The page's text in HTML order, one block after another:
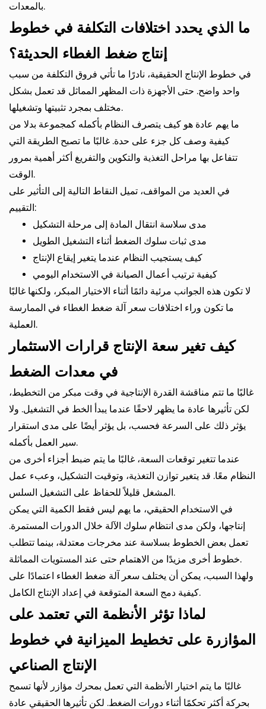
بالمعدات.
ما الذي يحدد اختلافات التكلفة في خطوط
إنتاج ضغط الغطاء الحديثة؟
في خطوط الإنتاج الحقيقية، نادرًا ما تأتي فروق التكلفة من سبب
واحد واضح. حتى الأجهزة ذات المظهر المماثل قد تعمل بشكل
مختلف بمجرد تثبيتها وتشغيلها.
ما يهم عادة هو كيف يتصرف النظام بأكمله كمجموعة بدلا من
كيفية وصف كل جزء على حدة. غالبًا ما تصبح الطريقة التي
تتفاعل بها مراحل التغذية والتكوين والتفريغ أكثر أهمية بمرور
الوقت.
في العديد من المواقف، تميل النقاط التالية إلى التأثير على
التقييم:
مدى سلاسة انتقال المادة إلى مرحلة التشكيل
مدى ثبات سلوك الضغط أثناء التشغيل الطويل
كيف يستجيب النظام عندما يتغير إيقاع الإنتاج
كيفية ترتيب أعمال الصيانة في الاستخدام اليومي
لا تكون هذه الجوانب مرئية دائمًا أثناء الاختيار المبكر، ولكنها غالبًا
ما تكون وراء اختلافات سعر آلة ضغط الغطاء في الممارسة
العملية.
كيف تغير سعة الإنتاج قرارات الاستثمار
في معدات الضغط
غالبًا ما تتم مناقشة القدرة الإنتاجية في وقت مبكر من التخطيط،
لكن تأثيرها عادة ما يظهر لاحقًا عندما يبدأ الخط في التشغيل. ولا
يؤثر ذلك على السرعة فحسب، بل يؤثر أيضًا على مدى استقرار
سير العمل بأكمله.
عندما تتغير توقعات السعة، غالبًا ما يتم ضبط أجزاء أخرى من
النظام معًا. قد يتغير توازن التغذية، وتوقيت التشكيل، وعبء عمل
المشغل قليلاً للحفاظ على التشغيل السلس.
في الاستخدام الحقيقي، ما يهم ليس فقط الكمية التي يمكن
إنتاجها، ولكن مدى انتظام سلوك الآلة خلال الدورات المستمرة.
تعمل بعض الخطوط بسلاسة عند مخرجات معتدلة، بينما تتطلب
خطوط أخرى مزيدًا من الاهتمام حتى عند المستويات المماثلة.
ولهذا السبب، يمكن أن يختلف سعر آلة ضغط الغطاء اعتمادًا على
كيفية دمج السعة المتوقعة في إعداد الإنتاج الكامل.
لماذا تؤثر الأنظمة التي تعتمد على
المؤازرة على تخطيط الميزانية في خطوط
الإنتاج الصناعي
غالبًا ما يتم اختيار الأنظمة التي تعمل بمحرك مؤازر لأنها تسمح
بحركة أكثر تحكمًا أثناء دورات الضغط. لكن تأثيرها الحقيقي عادة